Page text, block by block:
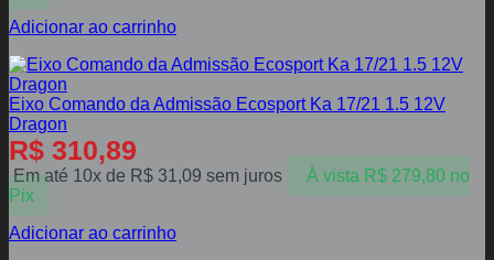
Adicionar ao carrinho
Eixo Comando da Admissão Ecosport Ka 17/21 1.5 12V
Dragon
R$ 310,89
Em até 10x de R$ 31,09 sem juros À vista R$279,80 no
Pix
Adicionar ao carrinho